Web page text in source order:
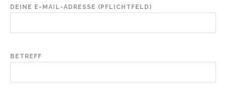
DEINE E-MAIL-ADRESSE (PFLICHTFELD)
BETREFF